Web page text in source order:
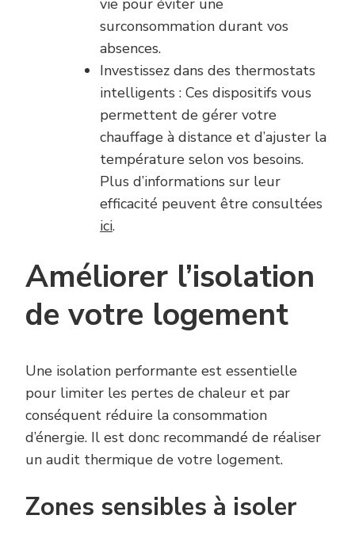
vie pour éviter une
surconsommation durant vos
absences.
Investissez dans des thermostats
intelligents : Ces dispositifs vous
permettent de gérer votre
chauffage à distance et d’ajuster la
température selon vos besoins.
Plus d’informations sur leur
efficacité peuvent être consultées
ici.
Améliorer l’isolation
de votre logement
Une isolation performante est essentielle
pour limiter les pertes de chaleur et par
conséquent réduire la consommation
d’énergie. Il est donc recommandé de réaliser
un audit thermique de votre logement.
Zones sensibles à isoler